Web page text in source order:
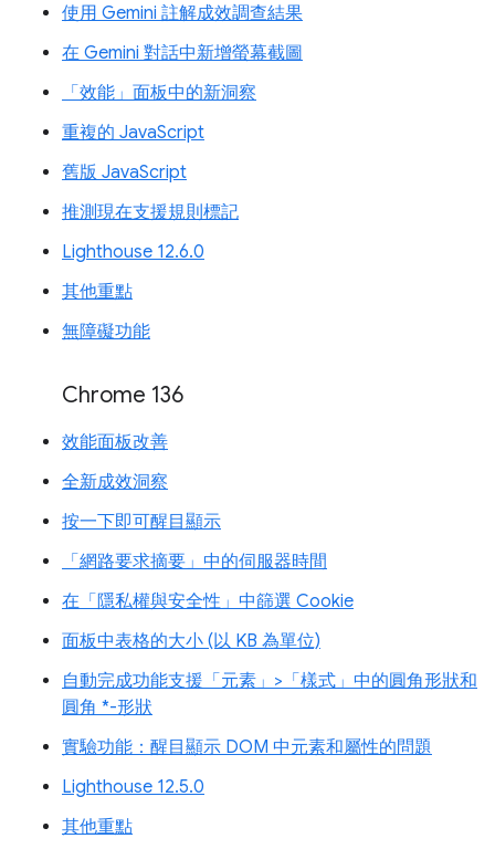
使用 Gemini 註解成效調查結果
在 Gemini 對話中新增螢幕截圖
「效能」面板中的新洞察
重複的 JavaScript
舊版 JavaScript
推測現在支援規則標記
Lighthouse 12.6.0
其他重點
無障礙功能
Chrome 136
效能面板改善
全新成效洞察
按一下即可醒目顯示
「網路要求摘要」中的伺服器時間
在「隱私權與安全性」中篩選 Cookie
面板中表格的大小 (以 KB 為單位)
自動完成功能支援「元素」>「樣式」中的圓角形狀和
圓角 *-形狀
實驗功能：醒目顯示 DOM 中元素和屬性的問題
Lighthouse 12.5.0
其他重點